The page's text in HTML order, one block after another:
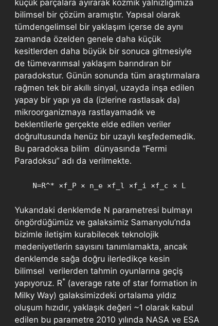
küçük parçalara ayırarak kozmik yalnızlığımıza
bilimsel bir çözüm aramıştır. Yapısal olarak
tümdengelimsel bir yaklaşım içerse de aynı
zamanda özelden genele daha küçük
kesitlerden daha büyük bir sonuca gitmesiyle
de tümevarımsal yaklaşım barındıran bir
paradokstur. Günün sonunda tüm araştırmalara
rağmen tek bir akıllı sinyal, uzayda inşa edilen
yapay bir yapı ya da (izlerine rastlasak da)
mikroorganizmaya rastlayamadık ve
beklentilerle gerçekte elde edilen veriler
doğrultusunda henüz bir uzaylı keşfedemedik.
Bu paradoksa bilim dünyasında “Fermi
Paradoksu” adı da verilmekte.
N=R^* ×f_P × n_e ×f_l ×f_i ×f_c × L
Yukarıdaki denklemde N parametresi bulmayı
öngördüğümüz ve galaksimiz Samanyolu’nda
bizimle iletişim kurabilecek teknolojik
medeniyetlerin sayısını tanımlamakta, ancak
denklemde sağa doğru ilerledikçe kesin
bilimsel verilerden tahmin oyunlarına geçiş
yapıyoruz. R* (average rate of star formation in
Milky Way) galaksimizdeki ortalama yıldız
oluşum hızıdır, yaklaşık değeri ~1 olarak kabul
edilen bu parametre 2010 yılında NASA ve ESA